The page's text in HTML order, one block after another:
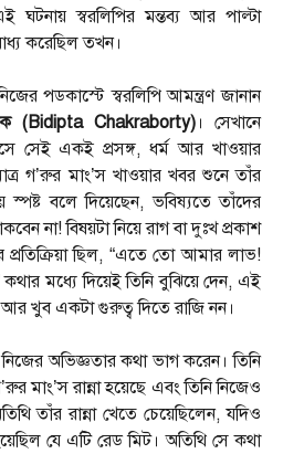
স্বরলিপির মন্তব্য আর পাল্টা
করেছিল তখন।
পডকাস্টে স্বরলিপি আমন্ত্রণ জানান
(Bidipta Chakraborty) । সেখানে
সেই একই প্রসঙ্গ, ধর্ম আর খাওয়ার
গ’রুর মাং’স খাওয়ার খবর শুনে তাঁর
বলে দিয়েছেন, ভবিষ্যতে তাঁদের
না! বিষয়টা নিয়ে রাগ বা দুঃখ প্রকাশ
প্রতিক্রিয়া ছিল, “এতে তো আমার লাভ!
মধ্যে দিয়েই তিনি বুঝিয়ে দেন, এই
খুব একটা গুরুত্ব দিতে রাজি নন।
অভিজ্ঞতার কথা ভাগ করেন। তিনি
মাং’স রান্না হয়েছে এবং তিনি নিজেও
তাঁর রান্না খেতে চেয়েছিলেন, যদিও
যে এটি রেড মিট। অতিথি সে কথা